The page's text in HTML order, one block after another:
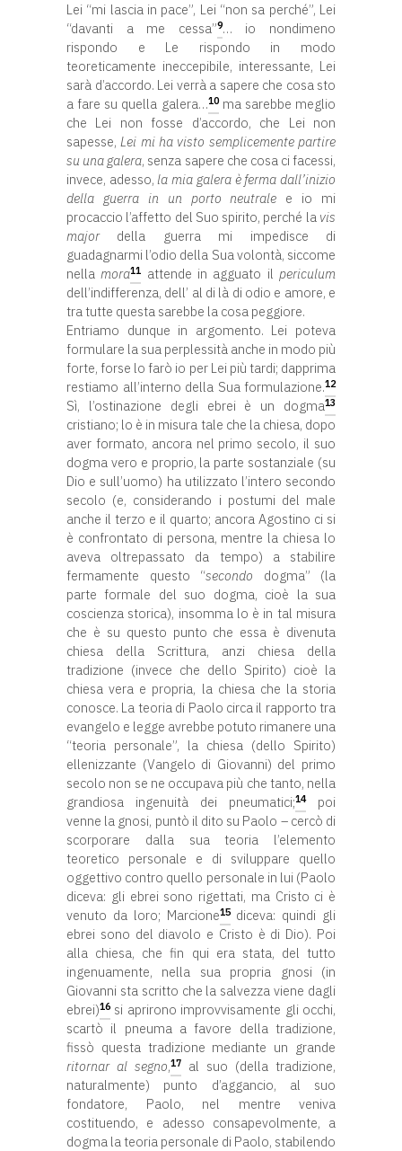
Lei “mi lascia in pace”, Lei “non sa perché”, Lei
“davanti a me cessa”9… io nondimeno
rispondo e Le rispondo in modo
teoreticamente ineccepibile, interessante, Lei
sarà d’accordo. Lei verrà a sapere che cosa sto
a fare su quella galera…10ma sarebbe meglio
che Lei non fosse d’accordo, che Lei non
sapesse,Lei mi ha visto semplicemente partire
su una galera, senza sapere che cosa ci facessi,
invece, adesso, la mia galera è ferma dall’inizio
della guerra in un porto neutrale e io mi
procaccio l’affetto del Suo spirito, perché la vis
majordella guerra mi impedisce di
guadagnarmi l’odio della Sua volontà, siccome
nellamora11 attende in agguato ilpericulum
dell’indifferenza, dell’ al di là di odio e amore, e
tra tutte questa sarebbe la cosa peggiore.
Entriamo dunque in argomento. Lei poteva
formulare la sua perplessità anche in modo più
forte, forse lo farò io per Lei più tardi; dapprima
restiamo all’interno della Sua formulazione.12
Sì, l’ostinazione degli ebrei è un dogma13
cristiano; lo è in misura tale che la chiesa, dopo
aver formato, ancora nel primo secolo, il suo
dogma vero e proprio, la parte sostanziale (su
Dio e sull’uomo) ha utilizzato l’intero secondo
secolo (e, considerando i postumi del male
anche il terzo e il quarto; ancora Agostino ci si
è confrontato di persona, mentre la chiesa lo
aveva oltrepassato da tempo) a stabilire
fermamente questo “secondo dogma” (la
parte formale del suo dogma, cioè la sua
coscienza storica), insomma lo è in tal misura
che è su questo punto che essa è divenuta
chiesa della Scrittura, anzi chiesa della
tradizione (invece che dello Spirito) cioè la
chiesa vera e propria, la chiesa che la storia
conosce. La teoria di Paolo circa il rapporto tra
evangelo e legge avrebbe potuto rimanere una
“teoria personale”, la chiesa (dello Spirito)
ellenizzante (Vangelo di Giovanni) del primo
secolo non se ne occupava più che tanto, nella
grandiosa ingenuità dei pneumatici;14poi
venne la gnosi, puntò il dito su Paolo – cercò di
scorporare dalla sua teoria l’elemento
teoretico personale e di sviluppare quello
oggettivo contro quello personale in lui (Paolo
diceva: gli ebrei sono rigettati, ma Cristo ci è
venuto da loro; Marcione15diceva: quindi gli
ebrei sono del diavolo e Cristo è di Dio). Poi
alla chiesa, che fin qui era stata, del tutto
ingenuamente, nella sua propria gnosi (in
Giovanni sta scritto che la salvezza viene dagli
ebrei)16 si aprirono improvvisamente gli occhi,
scartò il pneuma a favore della tradizione,
fissò questa tradizione mediante un grande
ritornar al segno,17
al suo (della tradizione,
naturalmente) punto d’aggancio, al suo
fondatore, Paolo, nel mentre veniva
costituendo, e adesso consapevolmente, a
dogma la teoria personale di Paolo, stabilendo